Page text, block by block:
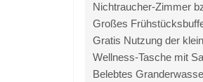
Nichtraucher-Zimmer
Großes
Gratis Nutzung der
Wellness-Tasche mit
Belebtes